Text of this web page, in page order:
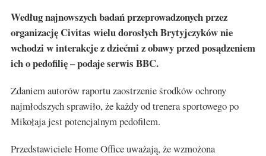
Według najnowszych badań przeprowadzonych przez
organizację Civitas wielu dorosłych Brytyjczyków nie
wchodzi w interakcje z dziećmi z obawy przed posądzeniem
ich o pedofilię – podaje serwis BBC.
Zdaniem autorów raportu zaostrzenie środków ochrony
najmłodszych sprawiło, że każdy od trenera sportowego po
Mikołaja jest potencjalnym pedofilem.
Przedstawiciele Home Office uważają, że wzmożona